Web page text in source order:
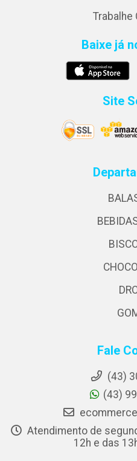
Trabalhe
Baixe já
Site
Fale
(43)
(43)
Atendimento de
12h e das